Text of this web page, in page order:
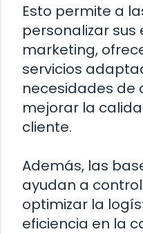
Esto permite a
personalizar
marketing,
servicios
necesidades de
mejorar la
cliente.
Además, las
ayudan a
optimizar la
eficiencia en la